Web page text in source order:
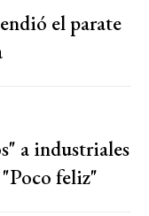
el parate
a industriales
feliz"